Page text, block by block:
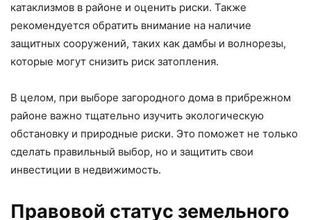
катаклизмов в районе и оценить риски. Также
рекомендуется обратить внимание на наличие
защитных сооружений, таких как дамбы и волнорезы,
которые могут снизить риск затопления.
В целом, при выборе загородного дома в прибрежном
районе важно тщательно изучить экологическую
обстановку и природные риски. Это поможет не только
сделать правильный выбор, но и защитить свои
инвестиции в недвижимость.
Правовой статус земельного